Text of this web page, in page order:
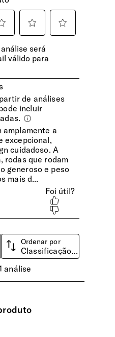
para absorção de
nas laterais, para